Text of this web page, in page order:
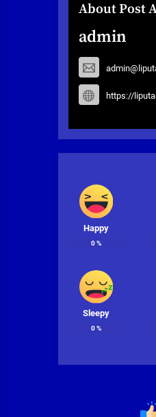
About Post
admin
https://
Happy
0%
Sleepy
0%